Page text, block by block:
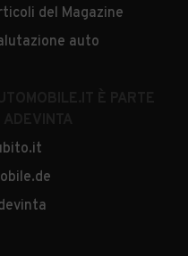
del Magazine
auto